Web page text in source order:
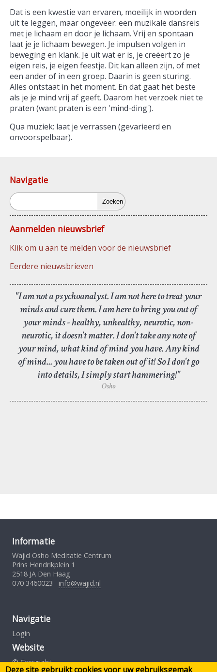
Dat is een kwestie van ervaren, moeilijk in woorden
uit te leggen, maar ongeveer: een muzikale dansreis
met je lichaam en door je lichaam. Vrij en spontaan
laat je je lichaam bewegen. Je impulsen volgen in
beweging en klank. Je uit wat er is, je creëert zo je
eigen reis, je eigen feestje. Dit kan alleen zijn, of met
een ander of in een groep. Daarin is geen sturing.
Alles ontstaat in het moment. En dat gaat het beste
als je je mind vrij af geeft. Daarom het verzoek niet te
praten (want praten is een 'mind-ding').
Qua muziek: laat je verrassen (gevarieerd en
onvoorspelbaar).
Navigatie
Zoeken
Aanmelden nieuwsbrief
Klik om u aan te melden voor de nieuwsbrief
Eerdere nieuwsbrieven
"I am not a psychoanalyst. I am not here to treat your
minds and cure them. I am here to bring you out of
your minds - healthy, unhealthy, neurotic, non-
neurotic, it doesn't matter. I don't take any note of
your mind, what kind of mind you have. Any kind
of mind... you have to be taken out of it! So I don't go
into details, I simply start hammering!"
Osho
Informatie
Wajid Osho Meditatie Centrum
Prins Hendrikplein 1
2518 JA Den Haag
070 3460023 info@wajid.nl
Navigatie
Login
Website
© Copyright
Deze site gebruikt cookies voor uw gebruiksgemak